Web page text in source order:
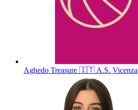
Aghedo Treasure 🇮🇹A.S. Vicenza